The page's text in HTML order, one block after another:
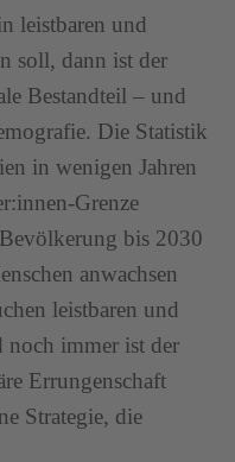
leistbaren und
soll, dann ist der
Bestandteil – und
Die Statistik
in wenigen Jahren
Grenze
bis 2030
anwachsen
leistbaren und
noch immer ist der
Errungenschaft
Strategie, die